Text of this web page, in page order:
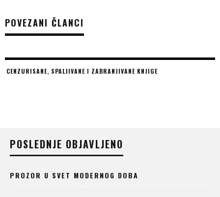
POVEZANI ČLANCI
CENZURISANE, SPALJIVANE I ZABRANJIVANE KNJIGE
POSLEDNJE OBJAVLJENO
PROZOR U SVET MODERNOG DOBA